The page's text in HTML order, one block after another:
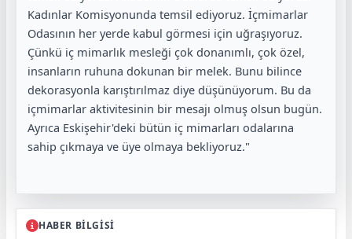
Kadınlar Komisyonunda temsil ediyoruz. İçmimarlar
Odasının her yerde kabul görmesi için uğraşıyoruz.
Çünkü iç mimarlık mesleği çok donanımlı, çok özel,
insanların ruhuna dokunan bir melek. Bunu bilince
dekorasyonla karıştırılmaz diye düşünüyorum. Bu da
içmimarlar aktivitesinin bir mesajı olmuş olsun bugün.
Ayrıca Eskişehir'deki bütün iç mimarları odalarına
sahip çıkmaya ve üye olmaya bekliyoruz."
HABER BİLGİSİ